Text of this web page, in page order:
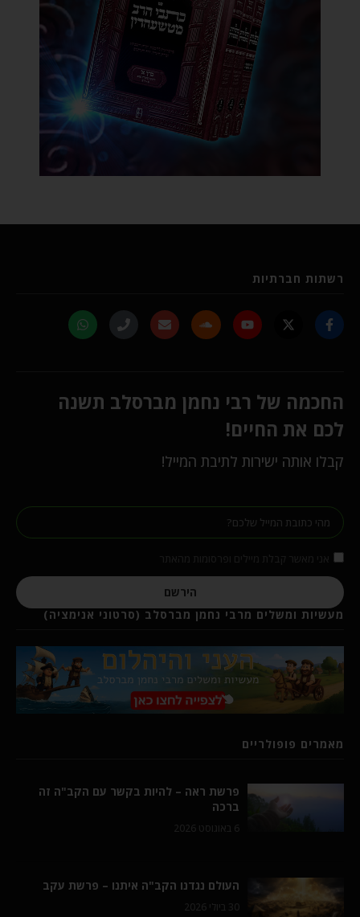
רשתות חברתיות
החכמה של רבי נחמן מברסלב תשנה
לכם את החיים!
קבלו אותה ישירות לתיבת המייל!
הירשם
מעשיות ומשלים מרבי נחמן מברסלב (סרטוני אנימציה)
מאמרים פופולריים
פרשת ראה – להיות בקשר עם הקב"ה זה
ברכה
6 באוגוסט 2026
העולם נגדנו הקב"ה איתנו – פרשת עקב
30 ביולי 2026